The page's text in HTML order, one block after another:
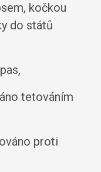
kočkou
do států
tetováním
proti